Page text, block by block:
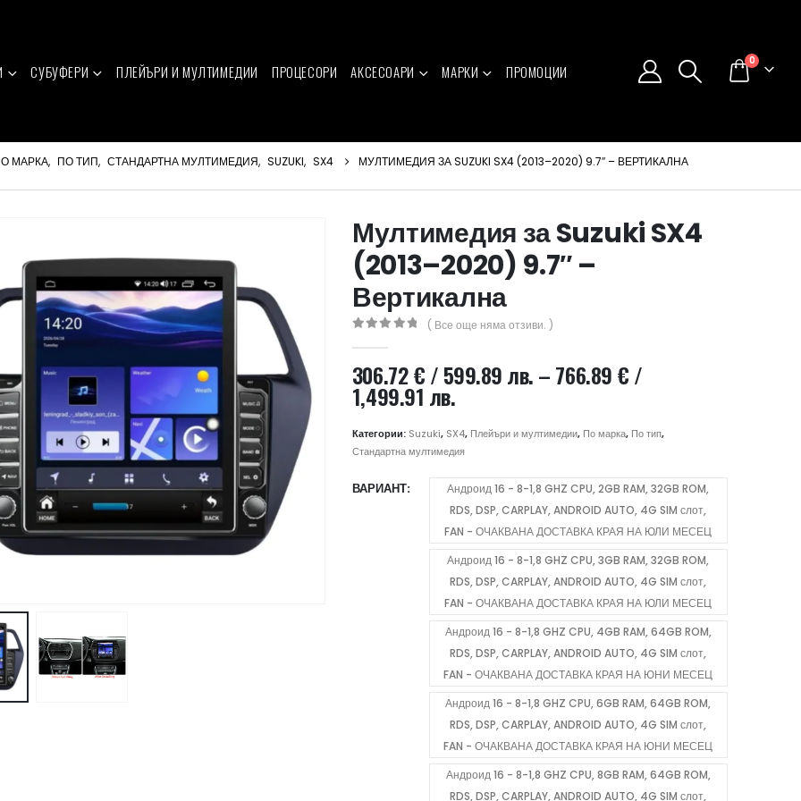
СУБУФЕРИ ПЛЕЙЪРИ И МУЛТИМЕДИИ ПРОЦЕСОРИ АКСЕСОАРИ МАРКИ ПРОМОЦИИ
0
МАРКА, ПО ТИП, СТАНДАРТНА МУЛТИМЕДИЯ, SUZUKI, SX4 МУЛТИМЕДИЯ ЗА SUZUKI SX4 (2013–2020) 9.7″ – ВЕРТИКАЛНА
Мултимедия за Suzuki SX4
(2013–2020) 9.7″ –
Вертикална
( Все още няма отзиви. )
306.72€/ 599.89 лв.–766.89€/
1,499.91 лв.Price
range:
306.72 €
/
599.89 лв.
through
766.89 €
/
1,499.91 лв.
Категории: Suzuki, SX4, Плейъри и мултимедии, По марка, По тип,
Стандартна мултимедия
ВАРИАНТ
Андроид 16 - 8-1,8 GHZ CPU, 2GB RAM, 32GB ROM,
RDS, DSP, CARPLAY, ANDROID AUTO, 4G SIM слот,
FAN - ОЧАКВАНА ДОСТАВКА КРАЯ НА ЮЛИ МЕСЕЦ
Андроид 16 - 8-1,8 GHZ CPU, 3GB RAM, 32GB ROM,
RDS, DSP, CARPLAY, ANDROID AUTO, 4G SIM слот,
FAN - ОЧАКВАНА ДОСТАВКА КРАЯ НА ЮЛИ МЕСЕЦ
Андроид 16 - 8-1,8 GHZ CPU, 4GB RAM, 64GB ROM,
RDS, DSP, CARPLAY, ANDROID AUTO, 4G SIM слот,
FAN - ОЧАКВАНА ДОСТАВКА КРАЯ НА ЮНИ МЕСЕЦ
Андроид 16 - 8-1,8 GHZ CPU, 6GB RAM, 64GB ROM,
RDS, DSP, CARPLAY, ANDROID AUTO, 4G SIM слот,
FAN - ОЧАКВАНА ДОСТАВКА КРАЯ НА ЮНИ МЕСЕЦ
Андроид 16 - 8-1,8 GHZ CPU, 8GB RAM, 64GB ROM,
RDS, DSP, CARPLAY, ANDROID AUTO, 4G SIM слот,